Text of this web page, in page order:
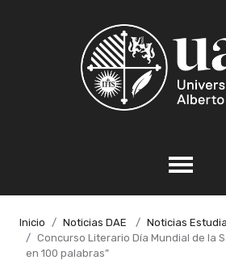
Inicio Noticias DAE
Noticias
Concurso Literario Día Mundial de la
en 100 palabras”